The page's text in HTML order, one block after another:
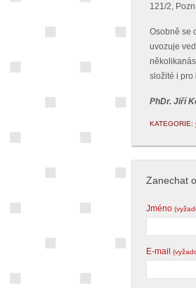
121/2,
Osobně se
uvozuje
složité i pro
PhDr. Jiří
KATEGORIE:
Zanechat
Jméno
E-mail